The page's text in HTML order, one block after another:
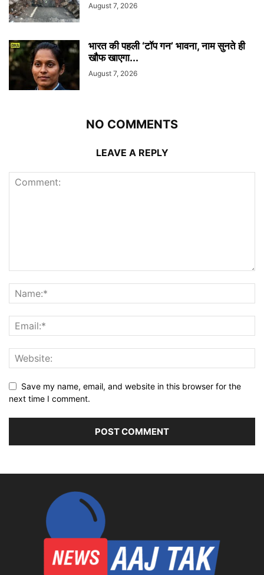
August 7, 2026
भारत की पहली ‘टॉप गन’ भावना, नाम सुनते ही
खौफ खाएगा...
August 7, 2026
NO COMMENTS
LEAVE A REPLY
Save my name, email, and website in this browser for the
next time I comment.